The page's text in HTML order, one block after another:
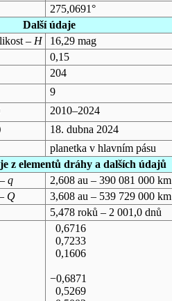
275,0691°
Další údaje
– H
16,29 mag
0,15
204
9
2010–2024
18. dubna 2024
planetka v hlavním pásu
z elementů dráhy a dalších údajů
q
2,608 au – 390 081 000 km
Q
3,608 au – 539 729 000 km
5,478 roků – 2 001,0 dnů
0,6716
0,7233
0,1606
−0,6871
0,5269